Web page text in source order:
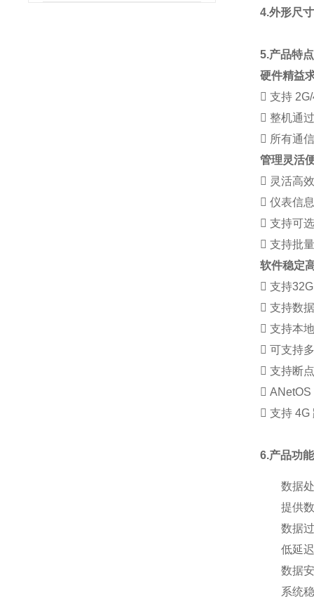
4.外形尺寸
5.产品特点
硬件精益
 支持
 整机通
 所有通
管理灵活
 灵活高
 仪表信
 支持可
 支持批
软件稳定
 支持
 支持数
 支持本
 可支持
 支持断

 支持 4G
6.产品功能
数据
提供
数据
低延
数据
系统